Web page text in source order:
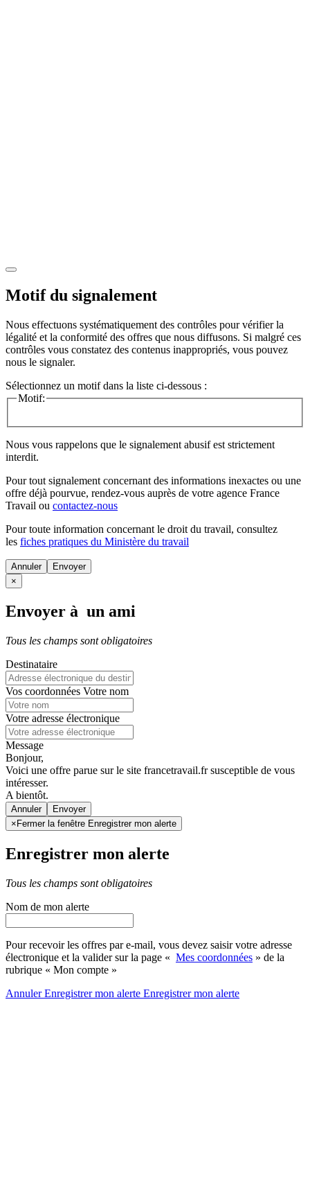
Motif du signalement
Nous effectuons systématiquement des contrôles pour vérifier la
légalité et la conformité des offres que nous diffusons. Si malgré ces
contrôles vous constatez des contenus inappropriés, vous pouvez
nous le signaler.
Sélectionnez un motif dans la liste ci-dessous :
Motif:
Nous vous rappelons que le signalement abusif est strictement
interdit.
Pour tout signalement concernant des informations inexactes ou une
offre déjà pourvue, rendez-vous auprès de votre agence France
Travail ou contactez-nous
Pour toute information concernant le droit du travail, consultez
les fiches pratiques du Ministère du travail
Annuler
×
Envoyer à un ami
Tous les champs sont obligatoires
Destinataire
Vos coordonnées Votre nom
Votre adresse électronique
Message
Bonjour,
Voici une offre parue sur le site francetravail.fr susceptible de vous
intéresser.
A bientôt.
Annuler
× Fermer la fenêtre Enregistrer mon alerte
Enregistrer mon alerte
Tous les champs sont obligatoires
Nom de mon alerte
Pour recevoir les offres par e-mail, vous devez saisir votre adresse
électronique et la valider sur la page « Mes coordonnées » de la
rubrique « Mon compte »
AnnulerEnregistrer mon alerte Enregistrermon alerte